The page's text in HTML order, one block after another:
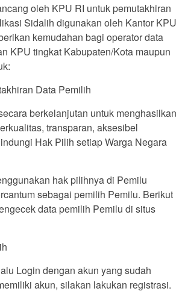
oleh KPU RI untuk pemutakhiran
Sidalih digunakan oleh Kantor KPU
kemudahan bagi operator data
KPU tingkat Kabupaten/Kota maupun
Data Pemilih
berkelanjutan untuk menghasilkan
transparan, aksesibel
Hak Pilih setiap Warga Negara
hak pilihnya di Pemilu
sebagai pemilih Pemilu. Berikut
data pemilih Pemilu di situs
Login dengan akun yang sudah
akun, silakan lakukan registrasi.